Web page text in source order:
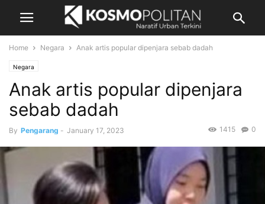
Home Negara Anak artis popular dipenjara sebab dadah
Negara
Anak artis popular dipenjara
sebab dadah
By Pengarang - January 17, 2023 0
1415